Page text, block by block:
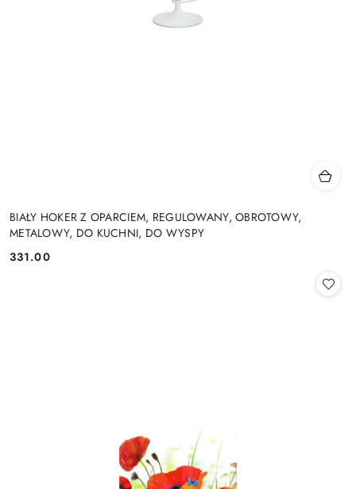
BIAŁY HOKER Z OPARCIEM, REGULOWANY, OBROTOWY,
METALOWY, DO KUCHNI, DO WYSPY
Cena:
331.00